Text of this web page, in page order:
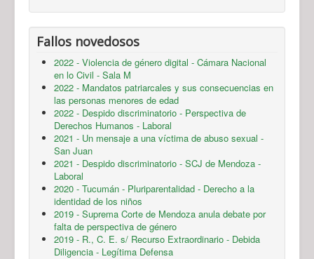
Fallos novedosos
2022 - Violencia de género digital - Cámara Nacional
en lo Civil - Sala M
2022 - Mandatos patriarcales y sus consecuencias en
las personas menores de edad
2022 - Despido discriminatorio - Perspectiva de
Derechos Humanos - Laboral
2021 - Un mensaje a una víctima de abuso sexual -
San Juan
2021 - Despido discriminatorio - SCJ de Mendoza -
Laboral
2020 - Tucumán - Pluriparentalidad - Derecho a la
identidad de los niños
2019 - Suprema Corte de Mendoza anula debate por
falta de perspectiva de género
2019 - R., C. E. s/ Recurso Extraordinario - Debida
Diligencia - Legítima Defensa